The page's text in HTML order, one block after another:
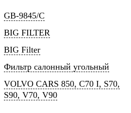
GB-9845/C
BIG FILTER
BIG Filter
Фильтр салонный угольный
VOLVO CARS 850, C70 I, S70,
S90, V70, V90